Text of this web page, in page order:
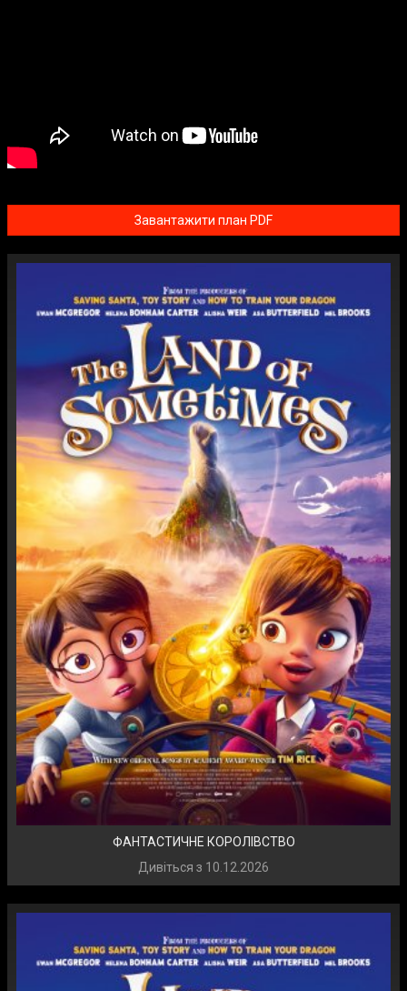
Завантажити план PDF
ФАНТАСТИЧНЕ КОРОЛІВСТВО
Дивіться з 10.12.2026